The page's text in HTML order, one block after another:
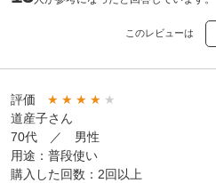
このレビューは
評価 ★ ★ ★ ★ ★
道産子さん
70代 ／ 男性
用途：普段使い
購入した回数：2回以上